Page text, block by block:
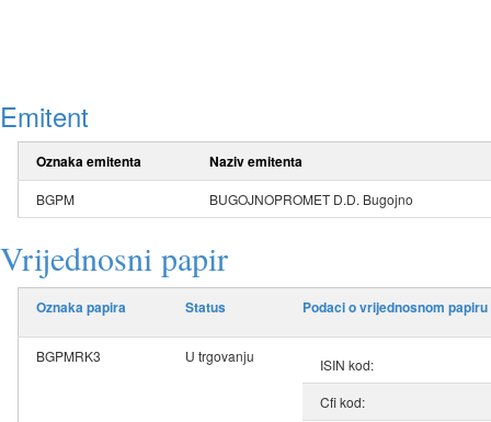
Emitent
Oznaka emitenta Naziv emitenta
BGPM BUGOJNOPROMET D.D. Bugojno
Vrijednosni papir
Oznaka papira Status Podaci o vrijednosnom papiru
BGPMRK3 U trgovanju
ISIN kod:
Cfi kod: